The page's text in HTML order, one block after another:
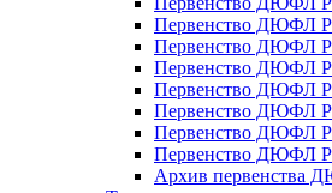
Первенство ДЮФЛ
Первенство ДЮФЛ
Первенство ДЮФЛ
Первенство ДЮФЛ
Первенство ДЮФЛ
Первенство ДЮФЛ
Первенство ДЮФЛ
Архив первенства